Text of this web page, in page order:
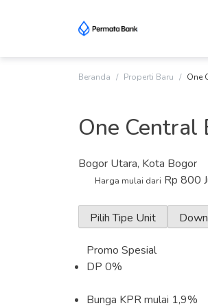
Beranda Properti Baru One
One Central
Bogor Utara, Kota Bogor
Harga mulai dari Rp 800
Pilih Tipe Unit
Promo Spesial
DP 0%
Bunga KPR mulai 1,9%